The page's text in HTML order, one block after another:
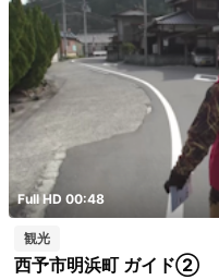
Full HD 00:48
観光
西予市明浜町 ガイド②